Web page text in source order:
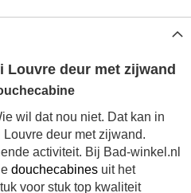
Louvre deur met zijwand
wil dat nou niet. Dat kan in
deur met zijwand.
activiteit. Bij Bad-winkel.nl
douchecabines uit het
voor stuk top kwaliteit